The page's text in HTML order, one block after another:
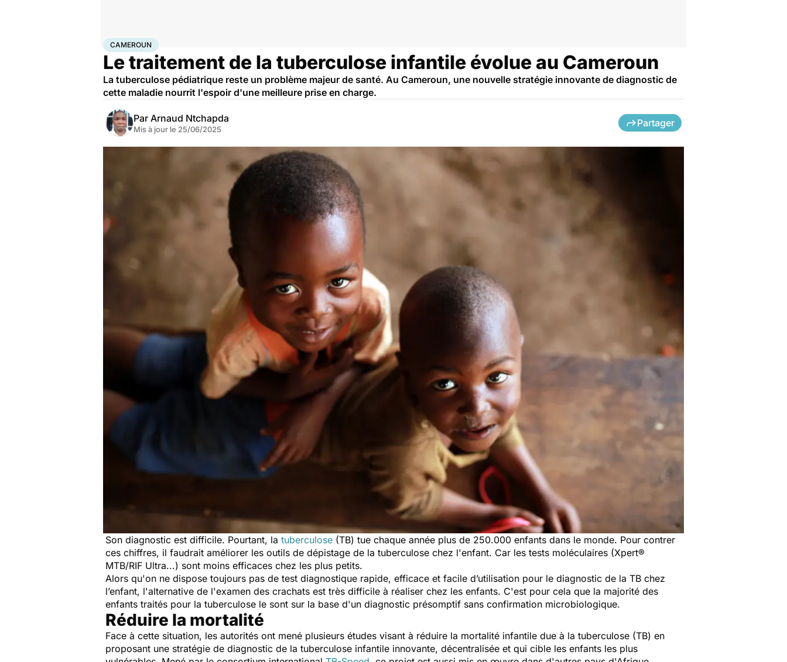
AccueilSantéMaladies
CAMEROUN
Le traitement de la tuberculose infantile évolue au Cameroun
La tuberculose pédiatrique reste un problème majeur de santé. Au Cameroun, une nouvelle stratégie innovante de diagnostic de
cette maladie nourrit l'espoir d'une meilleure prise en charge.
Par Arnaud Ntchapda
Mis à jour le 25/06/2025
Partager
Son diagnostic est difficile. Pourtant, la tuberculose (TB) tue chaque année plus de 250.000 enfants dans le monde. Pour contrer
ces chiffres, il faudrait améliorer les outils de dépistage de la tuberculose chez l'enfant. Car les tests moléculaires (Xpert®
MTB/RIF Ultra...) sont moins efficaces chez les plus petits.
Alors qu'on ne dispose toujours pas de test diagnostique rapide, efficace et facile d’utilisation pour le diagnostic de la TB chez
l’enfant, l'alternative de l'examen des crachats est très difficile à réaliser chez les enfants. C'est pour cela que la majorité des
enfants traités pour la tuberculose le sont sur la base d'un diagnostic présomptif sans confirmation microbiologique.
Réduire la mortalité
Face à cette situation, les autorités ont mené plusieurs études visant à réduire la mortalité infantile due à la tuberculose (TB) en
proposant une stratégie de diagnostic de la tuberculose infantile innovante, décentralisée et qui cible les enfants les plus